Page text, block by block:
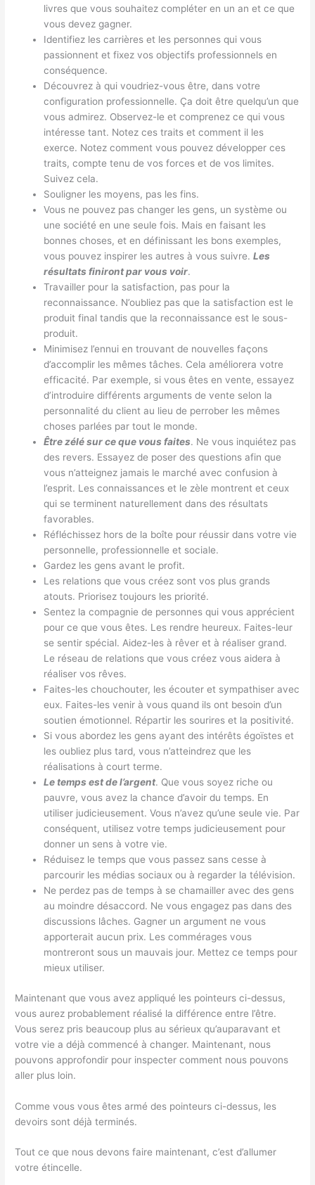
livres que vous souhaitez compléter en un an et ce que
vous devez gagner.
Identifiez les carrières et les personnes qui vous
passionnent et fixez vos objectifs professionnels en
conséquence.
Découvrez à qui voudriez-vous être, dans votre
configuration professionnelle. Ça doit être quelqu’un que
vous admirez. Observez-le et comprenez ce qui vous
intéresse tant. Notez ces traits et comment il les
exerce. Notez comment vous pouvez développer ces
traits, compte tenu de vos forces et de vos limites.
Suivez cela.
Souligner les moyens, pas les fins.
Vous ne pouvez pas changer les gens, un système ou
une société en une seule fois. Mais en faisant les
bonnes choses, et en définissant les bons exemples,
vous pouvez inspirer les autres à vous suivre.Les
résultats finiront par vous voir.
Travailler pour la satisfaction, pas pour la
reconnaissance. N’oubliez pas que la satisfaction est le
produit final tandis que la reconnaissance est le sous-
produit.
Minimisez l’ennui en trouvant de nouvelles façons
d’accomplir les mêmes tâches. Cela améliorera votre
efficacité. Par exemple, si vous êtes en vente, essayez
d’introduire différents arguments de vente selon la
personnalité du client au lieu de perrober les mêmes
choses parlées par tout le monde.
Être zélé sur ce que vous faites. Ne vous inquiétez pas
des revers. Essayez de poser des questions afin que
vous n’atteignez jamais le marché avec confusion à
l’esprit. Les connaissances et le zèle montrent et ceux
qui se terminent naturellement dans des résultats
favorables.
Réfléchissez hors de la boîte pour réussir dans votre vie
personnelle, professionnelle et sociale.
Gardez les gens avant le profit.
Les relations que vous créez sont vos plus grands
atouts. Priorisez toujours les priorité.
Sentez la compagnie de personnes qui vous apprécient
pour ce que vous êtes. Les rendre heureux. Faites-leur
se sentir spécial. Aidez-les à rêver et à réaliser grand.
Le réseau de relations que vous créez vous aidera à
réaliser vos rêves.
Faites-les chouchouter, les écouter et sympathiser avec
eux. Faites-les venir à vous quand ils ont besoin d’un
soutien émotionnel. Répartir les sourires et la positivité.
Si vous abordez les gens ayant des intérêts égoïstes et
les oubliez plus tard, vous n’atteindrez que les
réalisations à court terme.
Le temps est de l’argent. Que vous soyez riche ou
pauvre, vous avez la chance d’avoir du temps. En
utiliser judicieusement. Vous n’avez qu’une seule vie. Par
conséquent, utilisez votre temps judicieusement pour
donner un sens à votre vie.
Réduisez le temps que vous passez sans cesse à
parcourir les médias sociaux ou à regarder la télévision.
Ne perdez pas de temps à se chamailler avec des gens
au moindre désaccord. Ne vous engagez pas dans des
discussions lâches. Gagner un argument ne vous
apporterait aucun prix. Les commérages vous
montreront sous un mauvais jour. Mettez ce temps pour
mieux utiliser.
Maintenant que vous avez appliqué les pointeurs ci-dessus,
vous aurez probablement réalisé la différence entre l’être.
Vous serez pris beaucoup plus au sérieux qu’auparavant et
votre vie a déjà commencé à changer. Maintenant, nous
pouvons approfondir pour inspecter comment nous pouvons
aller plus loin.
Comme vous vous êtes armé des pointeurs ci-dessus, les
devoirs sont déjà terminés.
Tout ce que nous devons faire maintenant, c’est d’allumer
votre étincelle.